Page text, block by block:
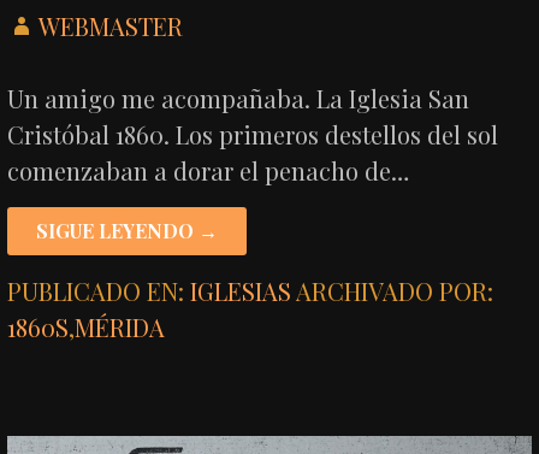
WEBMASTER
Un amigo me acompañaba. La Iglesia San
Cristóbal 1860. Los primeros destellos del sol
comenzaban a dorar el penacho de…
SIGUE LEYENDO →
PUBLICADO EN:IGLESIAS ARCHIVADO POR:
1860S,MÉRIDA